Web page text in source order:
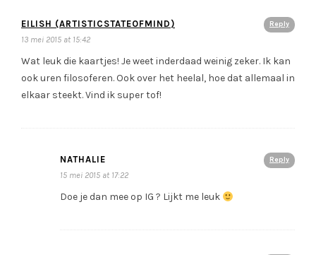
Reply
EILISH (ARTISTICSTATEOFMIND)
13 mei 2015 at 15:42
Wat leuk die kaartjes! Je weet inderdaad weinig zeker. Ik kan
ook uren filosoferen. Ook over het heelal, hoe dat allemaal in
elkaar steekt. Vind ik super tof!
Reply
NATHALIE
15 mei 2015 at 17:22
Doe je dan mee op IG ? Lijkt me leuk